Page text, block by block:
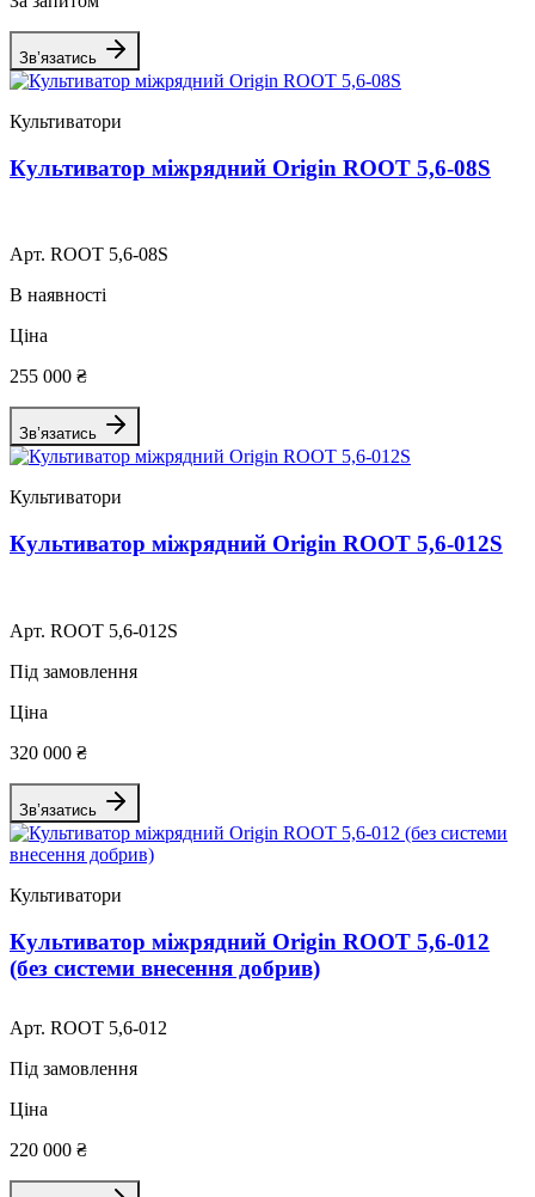
Зв’язатись
Культиватори
Культиватор міжрядний Origin ROOT 5,6-08S
Арт. ROOT 5,6-08S
В наявності
Ціна
255 000 ₴
Зв’язатись
Культиватори
Культиватор міжрядний Origin ROOT 5,6-012S
Арт. ROOT 5,6-012S
Під замовлення
Ціна
320 000 ₴
Зв’язатись
Культиватори
Культиватор міжрядний Origin ROOT 5,6-012
(без системи внесення добрив)
Арт. ROOT 5,6-012
Під замовлення
Ціна
220 000 ₴